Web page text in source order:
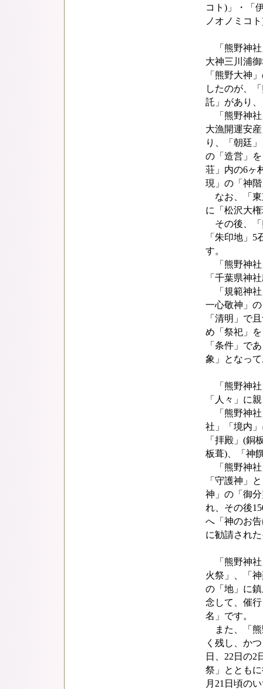
コト)」・「
ノオノミコ
「熊野神社
大神三川浦
「熊野大神
したのが、
託」があり
「熊野神社
大漁開運安
り、「朝廷
の「造営」
荘」内の6ヶ
現」の「神
なお、「東
に「松沢大
その後、「
「朱印地」
す。
「熊野神社
「千葉県神
「規範神社
一心敬神」
「清明」で
め「祭祀」
「条件」で
象」となっ
「熊野神社
「人々」に
「熊野神社
社」「境内
「拝殿」(銅
板葺)、「神
「熊野神社
「守護神」
神」の「御
れ、その後
へ「神のお
に勧請され
「熊野神社
火祭」、「
の「地」に
念して、催
名」です。
また、「熊
く残し、か
日、22日の2
祭」ととも
月21日頃の